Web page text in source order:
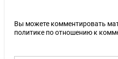
Вы можете комментировать
политике по отношению к